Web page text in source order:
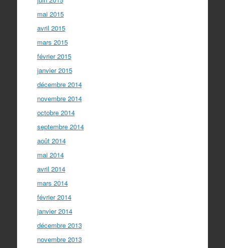
mai 2015
avril 2015
mars 2015
février 2015
janvier 2015
décembre 2014
novembre 2014
octobre 2014
septembre 2014
août 2014
mai 2014
avril 2014
mars 2014
février 2014
janvier 2014
décembre 2013
novembre 2013